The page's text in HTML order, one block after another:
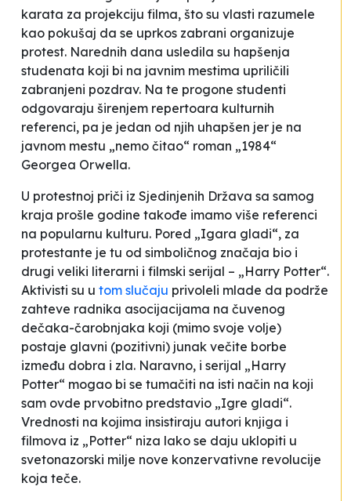
karata za projekciju filma, što su vlasti razumele
kao pokušaj da se uprkos zabrani organizuje
protest. Narednih dana usledila su hapšenja
studenata koji bi na javnim mestima upriličili
zabranjeni pozdrav. Na te progone studenti
odgovaraju širenjem repertoara kulturnih
referenci, pa je jedan od njih uhapšen jer je na
javnom mestu „nemo čitao“ roman „1984“
Georgea Orwella.
U protestnoj priči iz Sjedinjenih Država sa samog
kraja prošle godine takođe imamo više referenci
na popularnu kulturu. Pored „Igara gladi“, za
protestante je tu od simboličnog značaja bio i
drugi veliki literarni i filmski serijal – „Harry Potter“.
Aktivisti su u tom slučaju privoleli mlade da podrže
zahteve radnika asocijacijama na čuvenog
dečaka-čarobnjaka koji (mimo svoje volje)
postaje glavni (pozitivni) junak večite borbe
između dobra i zla. Naravno, i serijal „Harry
Potter“ mogao bi se tumačiti na isti način na koji
sam ovde prvobitno predstavio „Igre gladi“.
Vrednosti na kojima insistiraju autori knjiga i
filmova iz „Potter“ niza lako se daju uklopiti u
svetonazorski milje nove konzervativne revolucije
koja teče.